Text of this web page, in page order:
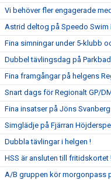
Vi behöver fler engagerade
Astrid deltog på Speedo Swim
Fina simningar under 5-klubb
Dubbel tävlingsdag på
Fina framgångar på helgens
Snart dags för Regionalt GP/
Fina insatser på Jöns
Simglädje på Fjärran
Dubbla tävlingar i helgen !
HSS är ansluten till fritidskortet
A/B gruppen kör morgonpass